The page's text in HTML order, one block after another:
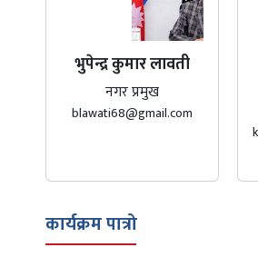
भुपेन्द्र कुमार लावती
नगर प्रमुख
blawati68@gmail.com
कार्यक्रम पात्रो